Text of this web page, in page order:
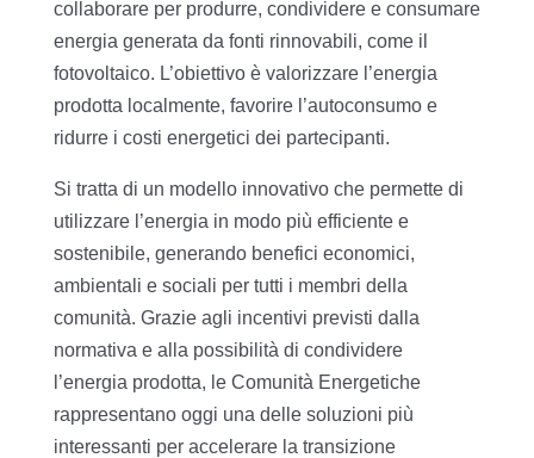
collaborare per produrre, condividere e consumare
energia generata da fonti rinnovabili, come il
fotovoltaico. L’obiettivo è valorizzare l’energia
prodotta localmente, favorire l’autoconsumo e
ridurre i costi energetici dei partecipanti.
Si tratta di un modello innovativo che permette di
utilizzare l’energia in modo più efficiente e
sostenibile, generando benefici economici,
ambientali e sociali per tutti i membri della
comunità. Grazie agli incentivi previsti dalla
normativa e alla possibilità di condividere
l’energia prodotta, le Comunità Energetiche
rappresentano oggi una delle soluzioni più
interessanti per accelerare la transizione